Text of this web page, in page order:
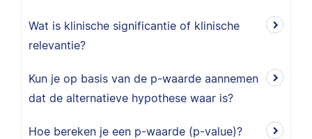
Wat is klinische significantie of klinische
relevantie?
Kun je op basis van de p-waarde aannemen
dat de alternatieve hypothese waar is?
Hoe bereken je een p-waarde (p-value)?